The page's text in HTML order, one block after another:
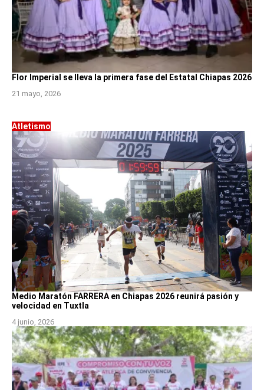
Flor Imperial se lleva la primera fase del Estatal Chiapas 2026
21 mayo, 2026
Atletismo
Medio Maratón FARRERA en Chiapas 2026 reunirá pasión y
velocidad en Tuxtla
4 junio, 2026